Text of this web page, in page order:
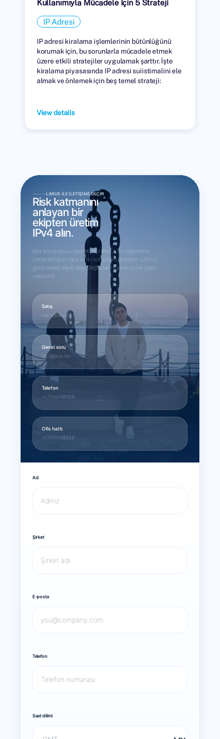
Kullanımıyla Mücadele İçin 5 Strateji
IP Adresi
IP adresi kiralama işlemlerinin bütünlüğünü
korumak için, bu sorunlarla mücadele etmek
üzere etkili stratejiler uygulamak şarttır. İşte
kiralama piyasasında IP adresi suiistimalini ele
almak ve önlemek için beş temel strateji:
View details
LARUS ILE İLETIŞIME GEÇIN
Risk katmanını
anlayan bir
ekipten üretim
IPv4 alın.
Blok boyutunuzu, dağıtım profilinizi, ASN bağlamınızı,
zamanlamanızı veya satıcı sorgunuzu gönderin. LARUS,
genel broker diliyle değil, doğrudan ticari bir yol ile yanıt
verecektir.
Satış
sales@larus.net
Genel soru
info@larus.net
Telefon
+1 7154498968
Ofis hattı
+1 7154498968
Ad
Şirket
E-posta
Telefon
Saat dilimi